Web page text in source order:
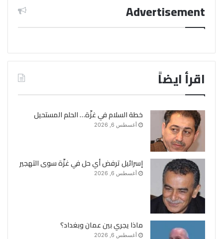
Advertisement
اقرأ ايضاً
خطة السلام في غزّة… الحلم المستحيل
أغسطس 6, 2026
إسرائيل ترفض أي حل في غزّة سوى التهجير
أغسطس 6, 2026
ماذا يجري بين عمان وبغداد؟
أغسطس 6, 2026